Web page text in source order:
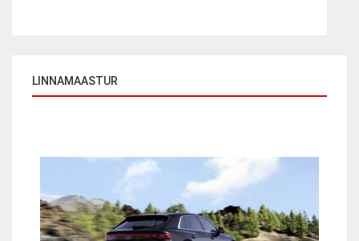
LINNAMAASTUR